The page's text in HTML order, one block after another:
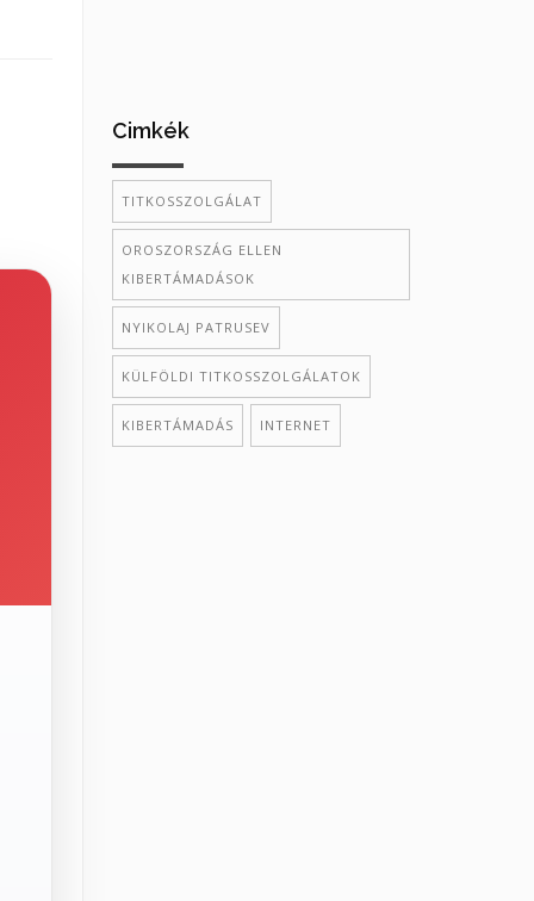
Cimkék
TITKOSSZOLGÁLAT
OROSZORSZÁG ELLEN
KIBERTÁMADÁSOK
NYIKOLAJ PATRUSEV
KÜLFÖLDI TITKOSSZOLGÁLATOK
KIBERTÁMADÁS INTERNET